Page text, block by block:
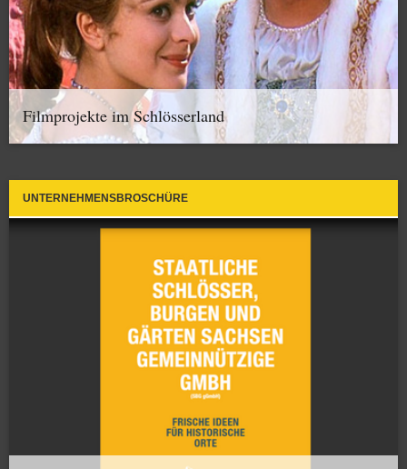
Filmprojekte im Schlösserland
UNTERNEHMENSBROSCHÜRE